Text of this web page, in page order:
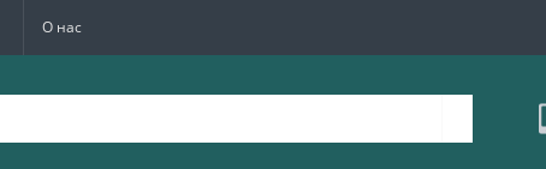
О нас